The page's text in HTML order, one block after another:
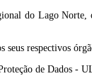
do Lago Norte,
respectivos
de Dados -